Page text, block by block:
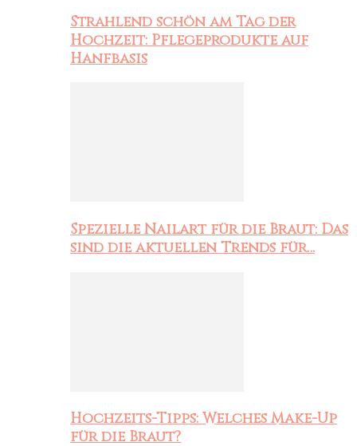
Strahlend schön am Tag der
Hochzeit: Pflegeprodukte auf
Hanfbasis
Spezielle Nailart für die Braut: Das
sind die aktuellen Trends für…
Hochzeits-Tipps: Welches Make-Up
für die Braut?